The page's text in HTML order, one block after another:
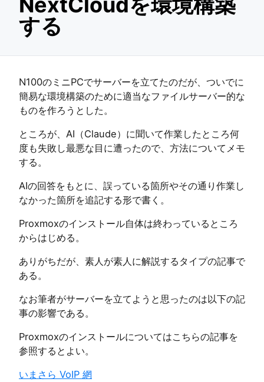
する
N100のミニPCでサーバーを立てたのだが、ついでに
簡易な環境構築のために適当なファイルサーバー的な
ものを作ろうとした。
ところが、AI（Claude）に聞いて作業したところ何
度も失敗し最悪な目に遭ったので、方法についてメモ
する。
AIの回答をもとに、誤っている箇所やその通り作業し
なかった箇所を追記する形で書く。
Proxmoxのインストール自体は終わっているところ
からはじめる。
ありがちだが、素人が素人に解説するタイプの記事で
ある。
なお筆者がサーバーを立てようと思ったのは以下の記
事の影響である。
Proxmoxのインストールについてはこちらの記事を
参照するとよい。
いまさら VoIP 網